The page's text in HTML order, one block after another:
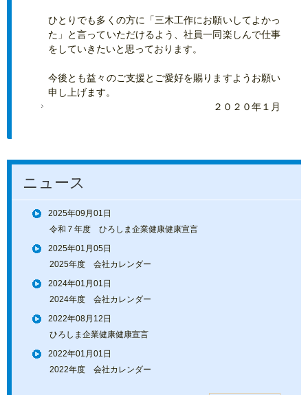
ひとりでも多くの方に「三木工作にお願いしてよかっ
た」と言っていただけるよう、社員一同楽しんで仕事
をしていきたいと思っております。
今後とも益々のご支援とご愛好を賜りますようお願い
申し上げます。
２０２０年１月
ニュース
2025年09月01日
令和７年度 ひろしま企業健康健康宣言
2025年01月05日
2025年度 会社カレンダー
2024年01月01日
2024年度 会社カレンダー
2022年08月12日
ひろしま企業健康健康宣言
2022年01月01日
2022年度 会社カレンダー